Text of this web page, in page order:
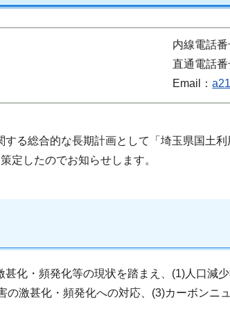
内線電話
直通電話
Email：
る総合的な長期計画として「埼玉県国土
定したのでお知らせします。
化・頻発化等の現状を踏まえ、(1)人口減
激甚化・頻発化への対応、(3)カーボン